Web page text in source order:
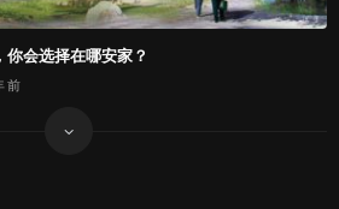
会选择在哪安家？
前